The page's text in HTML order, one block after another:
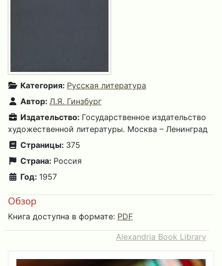
Категория: Русская литература
Автор: Л.Я. Гинзбург
Издательство: Государственное издательство
художественной литературы. Москва – Ленинград
Страницы: 375
Страна: Россия
Год: 1957
Обзор
Книга доступна в формате: PDF
Alexandria Book Library